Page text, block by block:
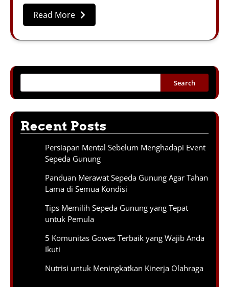
Read More
Search
Recent Posts
Persiapan Mental Sebelum Menghadapi Event
Sepeda Gunung
Panduan Merawat Sepeda Gunung Agar Tahan
Lama di Semua Kondisi
Tips Memilih Sepeda Gunung yang Tepat
untuk Pemula
5 Komunitas Gowes Terbaik yang Wajib Anda
Ikuti
Nutrisi untuk Meningkatkan Kinerja Olahraga